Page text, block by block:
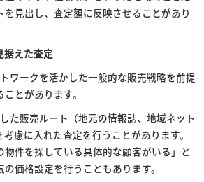
を見出し、査定額に反映させることがあり
据えた査定
ワークを活かした一般的な販売戦略を前提
とがあります。
た販売ルート（地元の情報誌、地域ネット
慮に入れた査定を行うことがあります。
件を探している具体的な顧客がいる」と
価格設定を行うこともあります。